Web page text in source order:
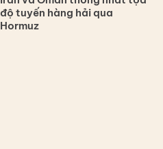
độ tuyến hàng hải qua
Hormuz